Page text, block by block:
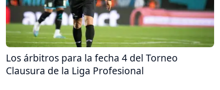
Los árbitros para la fecha 4 del Torneo
Clausura de la Liga Profesional